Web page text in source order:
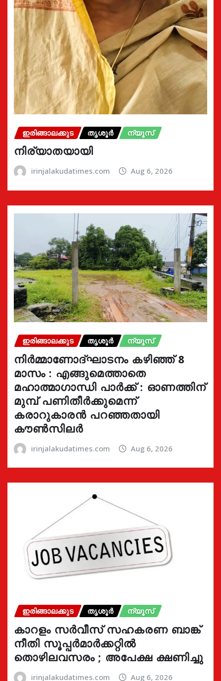
ഇരിങ്ങാലക്കുട തൃശൂർ ന്യൂസ്
നിര്യാതയായി
irinjalakudatimes.com Aug 6, 2026
ഇരിങ്ങാലക്കുട തൃശൂർ ന്യൂസ്
നിർമ്മാണോദ്ഘാടനം കഴിഞ്ഞ് 8
മാസം : എങ്ങുമെത്താതെ
മഹാത്മാഗാന്ധി പാർക്ക് : ഓണത്തിന്
മുമ്പ് പണിതീർക്കുമെന്ന്
കരാറുകാരൻ പറഞ്ഞതായി
കൗൺസിലർ
irinjalakudatimes.com Aug 6, 2026
ഇരിങ്ങാലക്കുട തൃശൂർ ന്യൂസ്
കാറളം സർവീസ് സഹകരണ ബാങ്ക്
നീതി സൂപ്പർമാർക്കറ്റിൽ
തൊഴിലവസരം ; അപേക്ഷ ക്ഷണിച്ചു
irinjalakudatimes.com Aug 6, 2026